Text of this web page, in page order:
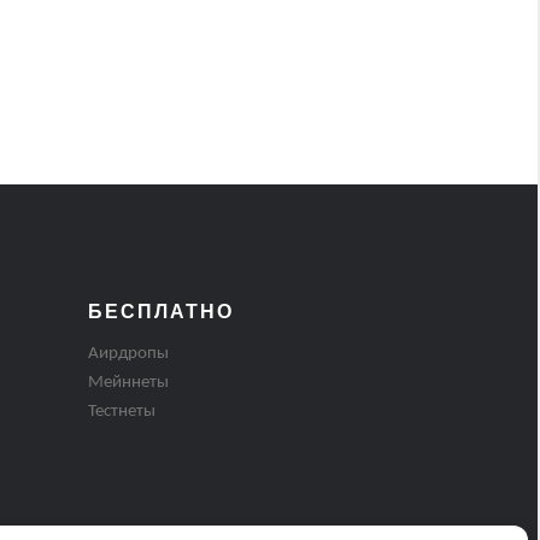
БЕСПЛАТНО
Аирдропы
Мейннеты
Тестнеты